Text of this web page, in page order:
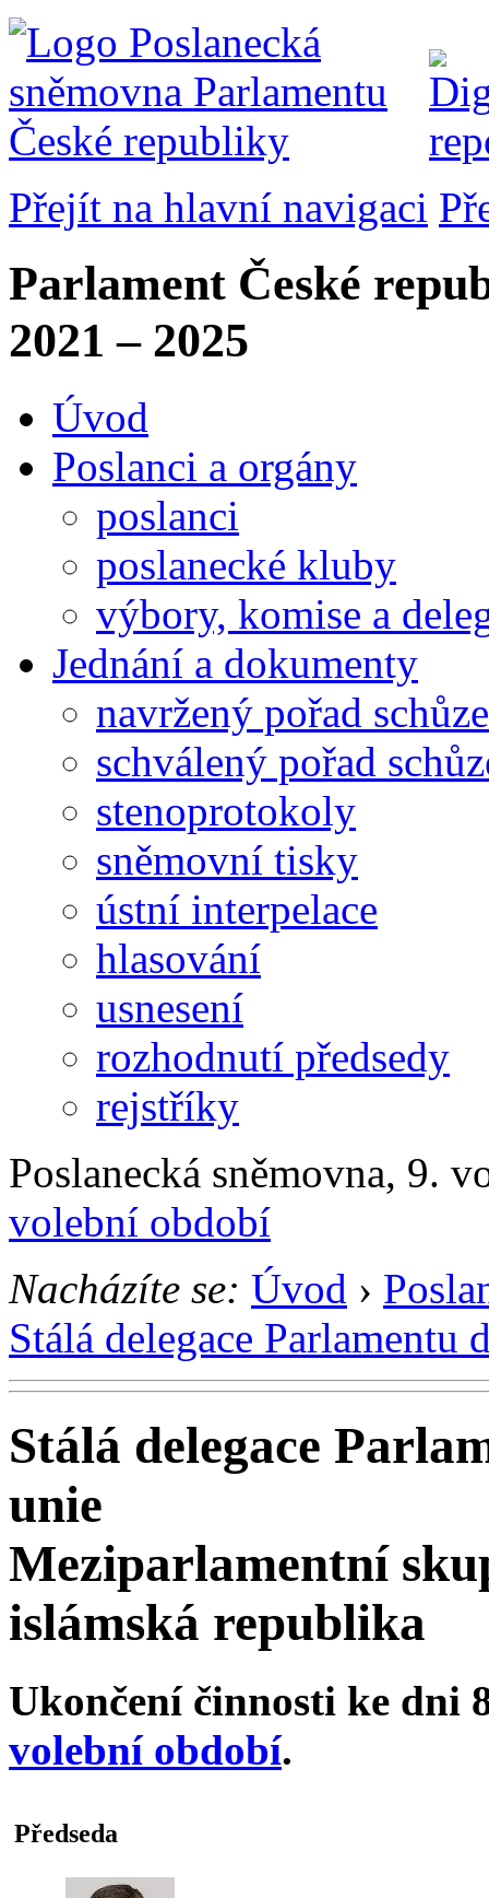
Přejít na hlavní navigaci
Parlament České
2021 – 2025
Úvod
Poslanci a orgány
poslanci
poslanecké kluby
výbory, komise a
Jednání a dokumenty
navržený pořad schůze
schválený pořad
stenoprotokoly
sněmovní tisky
ústní interpelace
hlasování
usnesení
rozhodnutí předsedy
rejstříky
Poslanecká sněmovna, 9.
volební období
Nacházíte se: Úvod ›
Stálá delegace
Stálá delegace
unie
Meziparlamentní
islámská republika
Ukončení činnosti ke dni
volební období.
Předseda